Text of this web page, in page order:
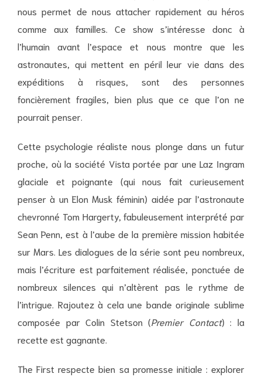
nous permet de nous attacher rapidement au héros
comme aux familles. Ce show s’intéresse donc à
l’humain avant l’espace et nous montre que les
astronautes, qui mettent en péril leur vie dans des
expéditions à risques, sont des personnes
foncièrement fragiles, bien plus que ce que l’on ne
pourrait penser.
Cette psychologie réaliste nous plonge dans un futur
proche, où la société Vista portée par une Laz Ingram
glaciale et poignante (qui nous fait curieusement
penser à un Elon Musk féminin) aidée par l’astronaute
chevronné Tom Hargerty, fabuleusement interprété par
Sean Penn, est à l’aube de la première mission habitée
sur Mars. Les dialogues de la série sont peu nombreux,
mais l’écriture est parfaitement réalisée, ponctuée de
nombreux silences qui n’altèrent pas le rythme de
l’intrigue. Rajoutez à cela une bande originale sublime
composée par Colin Stetson (Premier Contact) : la
recette est gagnante.
The First respecte bien sa promesse initiale : explorer